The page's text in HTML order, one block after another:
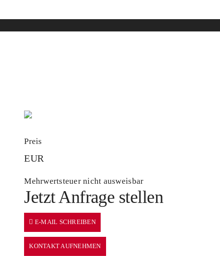
Preis
EUR
Mehrwertsteuer nicht ausweisbar
Jetzt Anfrage stellen
E-MAIL SCHREIBEN
KONTAKT AUFNEHMEN